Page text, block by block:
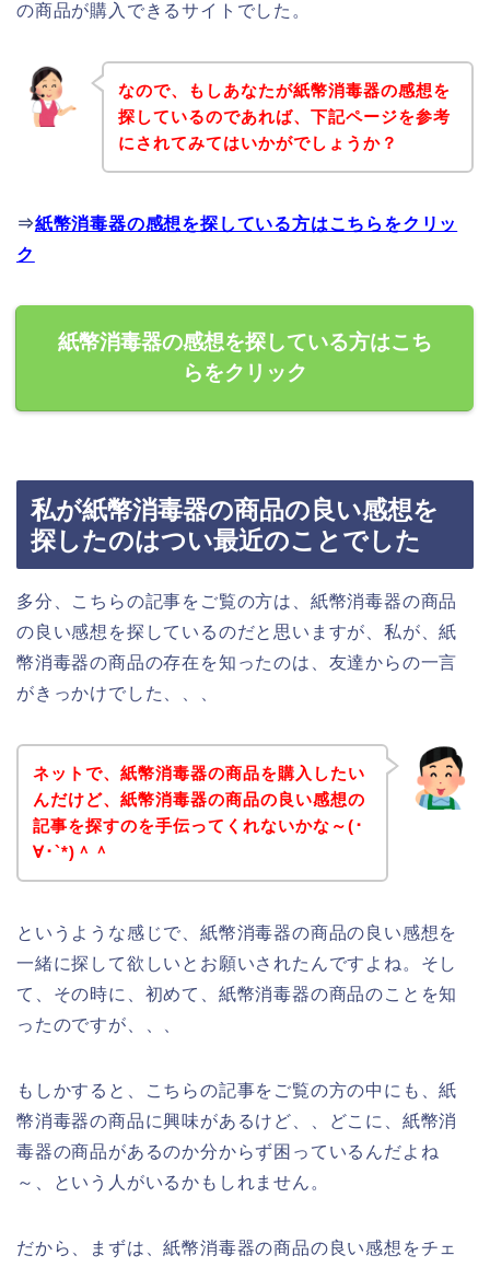
の商品が購入できるサイトでした。
なので、もしあなたが紙幣消毒器の感想を
探しているのであれば、下記ページを参考
にされてみてはいかがでしょうか？
⇒紙幣消毒器の感想を探している方はこちらをクリッ
ク
紙幣消毒器の感想を探している方はこち
らをクリック
私が紙幣消毒器の商品の良い感想を
探したのはつい最近のことでした
多分、こちらの記事をご覧の方は、紙幣消毒器の商品
の良い感想を探しているのだと思いますが、私が、紙
幣消毒器の商品の存在を知ったのは、友達からの一言
がきっかけでした、、、
ネットで、紙幣消毒器の商品を購入したい
んだけど、紙幣消毒器の商品の良い感想の
記事を探すのを手伝ってくれないかな～(･
∀･`*)＾＾
というような感じで、紙幣消毒器の商品の良い感想を
一緒に探して欲しいとお願いされたんですよね。そし
て、その時に、初めて、紙幣消毒器の商品のことを知
ったのですが、、、
もしかすると、こちらの記事をご覧の方の中にも、紙
幣消毒器の商品に興味があるけど、、どこに、紙幣消
毒器の商品があるのか分からず困っているんだよね
～、という人がいるかもしれません。
だから、まずは、紙幣消毒器の商品の良い感想をチェ